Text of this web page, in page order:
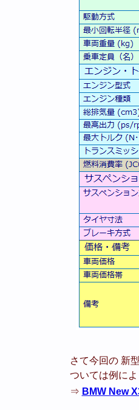
さて今回の 新
ついては例に
⇒ BMW New